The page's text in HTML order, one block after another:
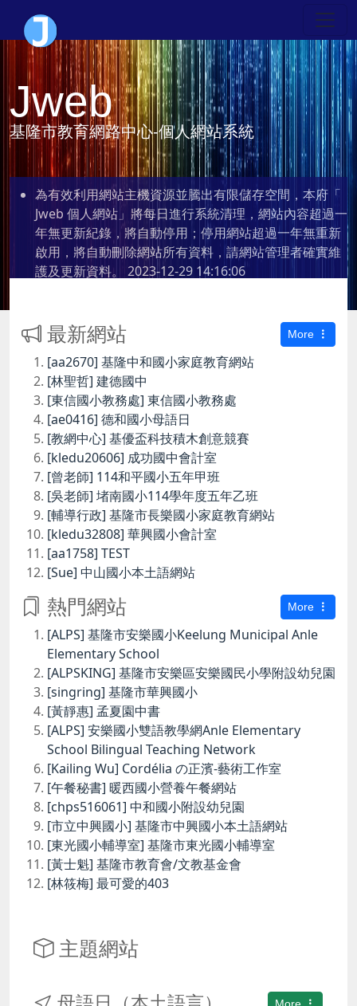
Jweb
基隆市教育網路中心-個人網站系統
為有效利用網站主機資源並騰出有限儲存空間，本府「
Jweb 個人網站」將每日進行系統清理，網站內容超過一
年無更新紀錄，將自動停用；停用網站超過一年無重新
啟用，將自動刪除網站所有資料，請網站管理者確實維
護及更新資料。 2023-12-29 14:16:06
最新網站 More
[aa2670] 基隆中和國小家庭教育網站
[林聖哲] 建德國中
[東信國小教務處] 東信國小教務處
[ae0416] 德和國小母語日
[教網中心] 基優盃科技積木創意競賽
[kledu20606] 成功國中會計室
[曾老師] 114和平國小五年甲班
[吳老師] 堵南國小114學年度五年乙班
[輔導行政] 基隆市長樂國小家庭教育網站
[kledu32808] 華興國小會計室
[aa1758] TEST
[Sue] 中山國小本土語網站
熱門網站 More
[ALPS] 基隆市安樂國小Keelung Municipal Anle
Elementary School
[ALPSKING] 基隆市安樂區安樂國民小學附設幼兒園
[singring] 基隆市華興國小
[黃靜惠] 孟夏園中書
[ALPS] 安樂國小雙語教學網Anle Elementary
School Bilingual Teaching Network
[Kailing Wu] Cordélia の正濱-藝術工作室
[午餐秘書] 暖西國小營養午餐網站
[chps516061] 中和國小附設幼兒園
[市立中興國小] 基隆市中興國小本土語網站
[東光國小輔導室] 基隆市東光國小輔導室
[黃士魁] 基隆市教育會/文教基金會
[林筱梅] 最可愛的403
主題網站